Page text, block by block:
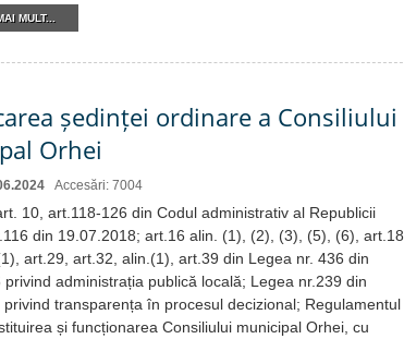
MULT...
ședinței ordinare a Consiliului
Orhei
Accesări: 7004
10, art.118-126 din Codul administrativ al Republicii
din 19.07.2018; art.16 alin. (1), (2), (3), (5), (6), art.18,
art.29, art.32, alin.(1), art.39 din Legea nr. 436 din
privind administrația publică locală; Legea nr.239 din
privind transparența în procesul decizional; Regulamentul
și funcționarea Consiliului municipal Orhei, cu